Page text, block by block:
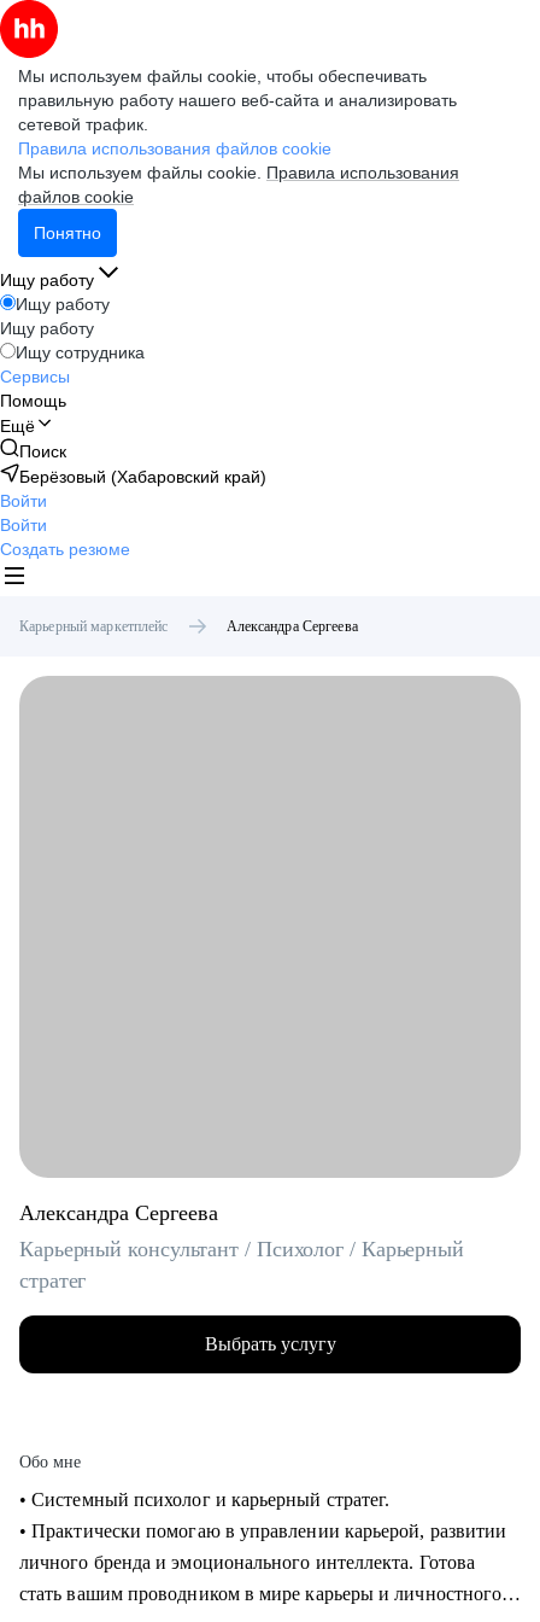
Мы используем файлы cookie, чтобы обеспечивать
правильную работу нашего веб-сайта и анализировать
сетевой трафик.
Правила использования файлов cookie
Мы используем файлы cookie. Правила использования
файлов cookie
Понятно
Ищу работу
Ищу работу
Ищу работу
Ищу сотрудника
Сервисы
Помощь
Ещё
Поиск
Берёзовый (Хабаровский край)
Войти
Войти
Создать резюме
Карьерный маркетплейс Александра Сергеева
Александра Сергеева
Карьерный консультант / Психолог / Карьерный
стратег
Выбрать услугу
Обо мне
• Системный психолог и карьерный стратег.
• Практически помогаю в управлении карьерой, развитии
личного бренда и эмоционального интеллекта. Готова
стать вашим проводником в мире карьеры и личностного